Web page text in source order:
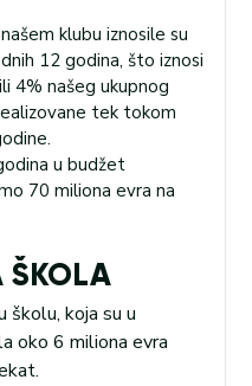
klubu iznosile su
12 godina, što iznosi
4% našeg ukupnog
tek tokom
u budžet
70 miliona evra na
ŠKOLA
školu, koja su u
oko 6 miliona evra